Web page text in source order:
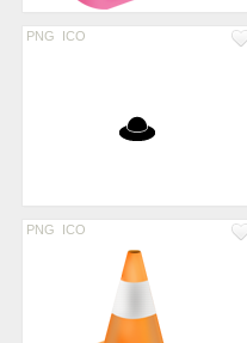
PNG ICO
PNG ICO